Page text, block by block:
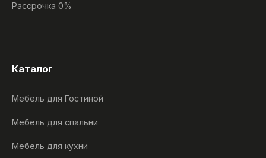
Рассрочка 0%
Каталог
Мебель для Гостиной
Мебель для спальни
Мебель для кухни